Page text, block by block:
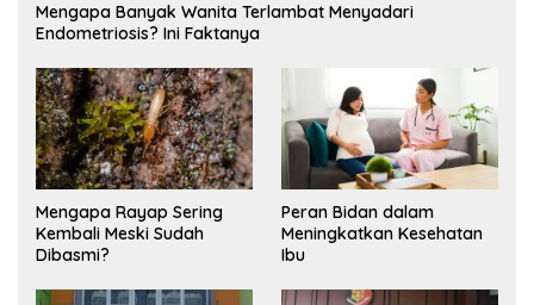
Mengapa Banyak Wanita Terlambat Menyadari
Endometriosis? Ini Faktanya
Mengapa Rayap Sering
Kembali Meski Sudah
Dibasmi?
Peran Bidan dalam
Meningkatkan Kesehatan
Ibu